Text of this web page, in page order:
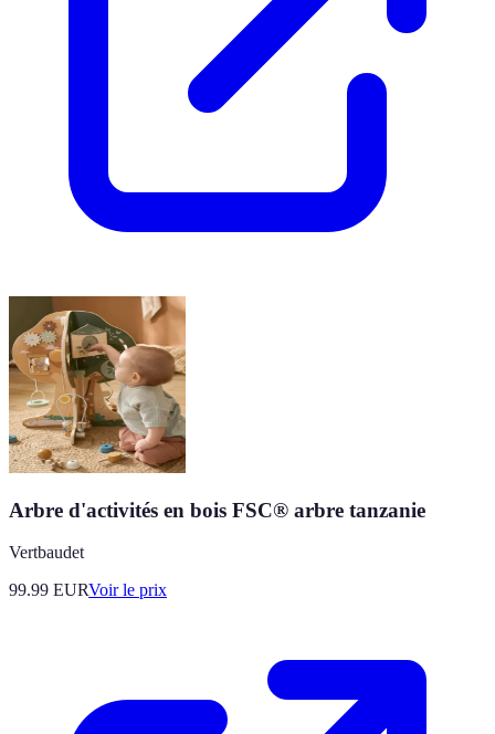
Arbre d'activités en bois FSC® arbre tanzanie
Vertbaudet
99.99 EURVoir le prix